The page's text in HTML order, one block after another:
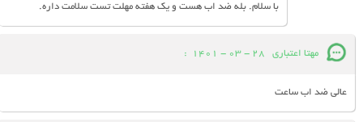
با سلام. بله ضد اب هست و یک هفته مهلت تست سلامت داره.
مهتا اعتباری 28 - 03 - 1401
:
عالی ضد اب ساعت